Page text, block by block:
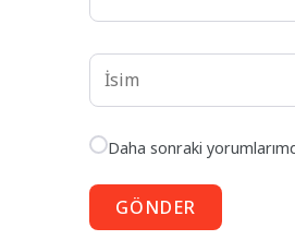
Daha sonraki
GÖNDER